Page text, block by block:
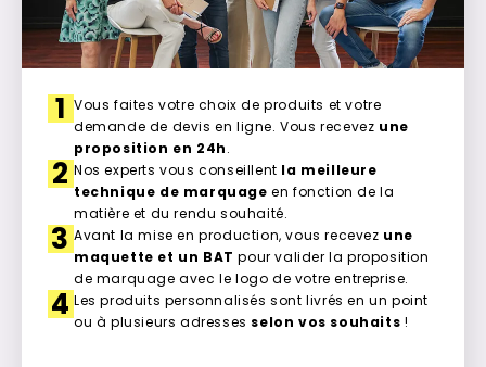
1 Vous faites votre choix de produits et votre
demande de devis en ligne. Vous recevez une
proposition en 24h.
2 Nos experts vous conseillent la meilleure
technique de marquage en fonction de la
matière et du rendu souhaité.
3 Avant la mise en production, vous recevez une
maquette et un BAT pour valider la proposition
de marquage avec le logo de votre entreprise.
4 Les produits personnalisés sont livrés en un point
ou à plusieurs adresses selon vos souhaits !